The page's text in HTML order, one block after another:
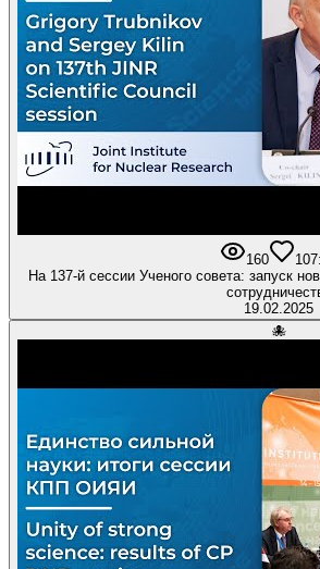
160 10
На 137-й сессии Ученого совета: запуск
19.02.2025
🐙